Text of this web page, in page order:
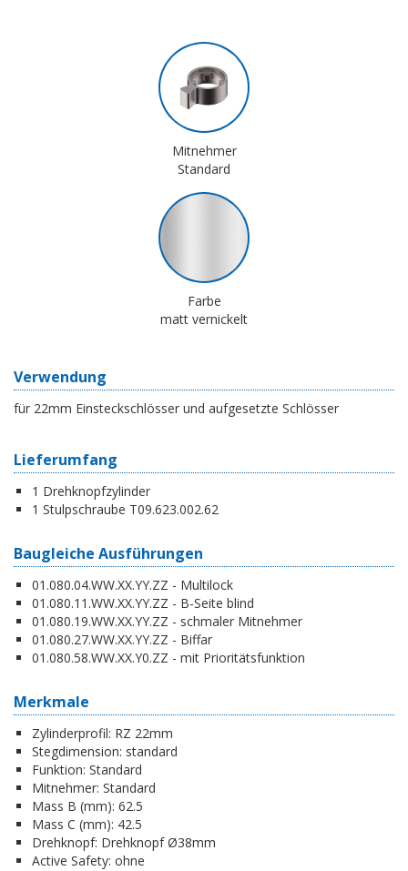
Mitnehmer
Standard
Farbe
matt vernickelt
Verwendung
für 22mm Einsteckschlösser und aufgesetzte Schlösser
Lieferumfang
1 Drehknopfzylinder
1 Stulpschraube T09.623.002.62
Baugleiche Ausführungen
01.080.04.WW.XX.YY.ZZ - Multilock
01.080.11.WW.XX.YY.ZZ - B-Seite blind
01.080.19.WW.XX.YY.ZZ - schmaler Mitnehmer
01.080.27.WW.XX.YY.ZZ - Biffar
01.080.58.WW.XX.Y0.ZZ - mit Prioritätsfunktion
Merkmale
Zylinderprofil: RZ 22mm
Stegdimension: standard
Funktion: Standard
Mitnehmer: Standard
Mass B (mm): 62.5
Mass C (mm): 42.5
Drehknopf: Drehknopf Ø38mm
Active Safety: ohne